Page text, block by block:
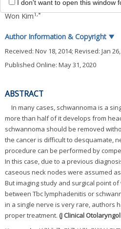
Yeong Joon Kim1,Jun Woong Song 1
Won Kim1,*
Author Information & Copyright ▼
Received: Nov 18, 2014; Revised: Jan
Published Online: May 31, 2020
ABSTRACT
In many cases, schwannoma is a
more than half of it develops from
schwannoma should be removed
the cancer is difficult to desquamate,
procedure can be performed by
In this case, due to a previous
caseous neck nodes were assumed
But imaging study and surgical point
between Tbc lymphadenitis or
in a single nerve is very rare, authors
proper treatment. (J Clinical
I don't want to open this window